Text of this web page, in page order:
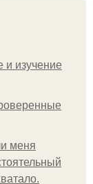
и изучение
меня